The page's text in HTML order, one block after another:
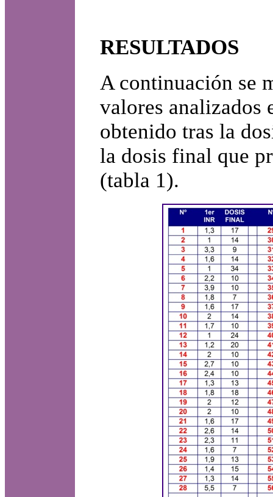
RESULTADOS
A continuación se
valores analizados
obtenido tras la
la dosis final que
(tabla 1).